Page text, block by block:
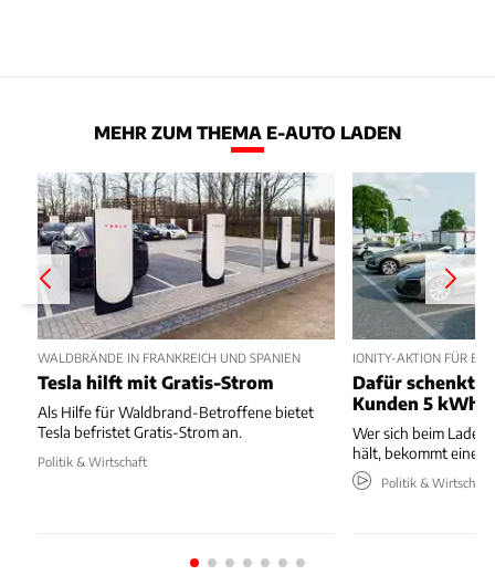
MEHR ZUM THEMA E-AUTO LADEN
WALDBRÄNDE IN FRANKREICH UND SPANIEN
Tesla hilft mit Gratis-Strom
Als Hilfe für Waldbrand-Betroffene bietet
Tesla befristet Gratis-Strom an.
Politik & Wirtschaft
IONITY-AKTION FÜR
Dafür schenkt
Kunden 5 kWh
Wer sich beim
hält, bekommt eine
Politik & Wirtschaft